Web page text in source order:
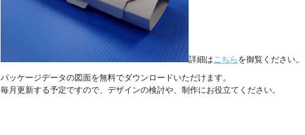
詳細はこちらを御覧ください。
パッケージデータの図面を無料でダウンロードいただけます。
毎月更新する予定ですので、デザインの検討や、制作にお役立てください。